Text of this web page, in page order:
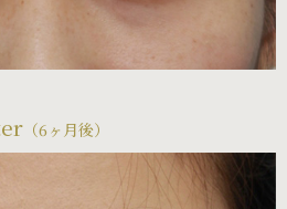
（6ヶ月後）